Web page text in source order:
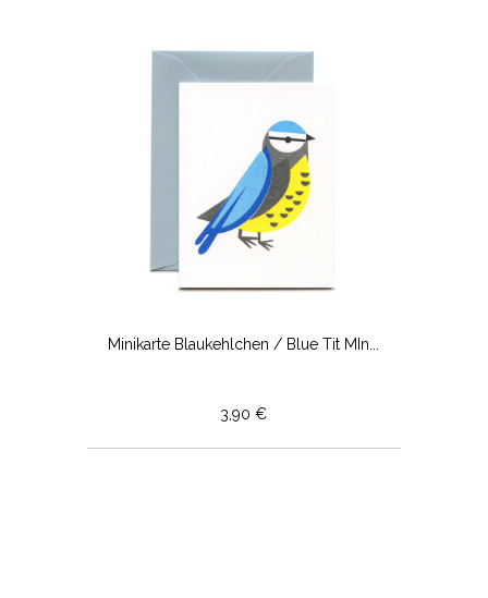
Minikarte Blaukehlchen / Blue Tit MIn...
3,90 €